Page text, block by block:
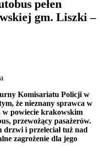
pełen
gm. Liszki –
Komisariatu Policji w
że nieznany sprawca w
w powiecie krakowskim
przewożący pasażerów.
drzwi i przeleciał tuż nad
zagrożenie dla jego